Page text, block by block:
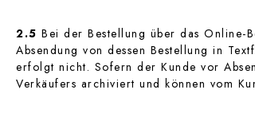
2.5 Bei der Bestellung über das Online-
Absendung von dessen Bestellung in
erfolgt nicht. Sofern der Kunde vor
Verkäufers archiviert und können vom